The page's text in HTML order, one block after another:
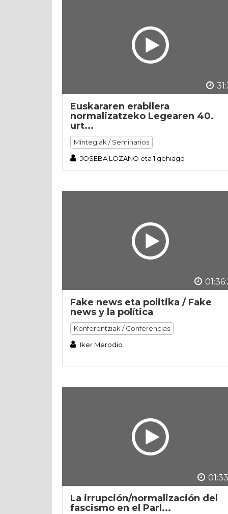
Euskararen erabilera
normalizatzeko Legearen 40.
urt...
Mintegiak / Seminarios
JOSEBA LOZANO eta 1 gehiago
Fake news eta politika / Fake
news y la política
Konferentziak / Conferencias
Iker Merodio
La irrupción/normalización del
fascismo en el Parl...